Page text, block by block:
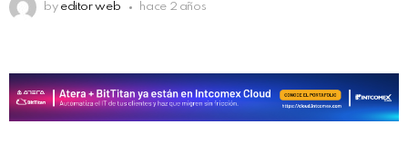
by editor web hace 2 años